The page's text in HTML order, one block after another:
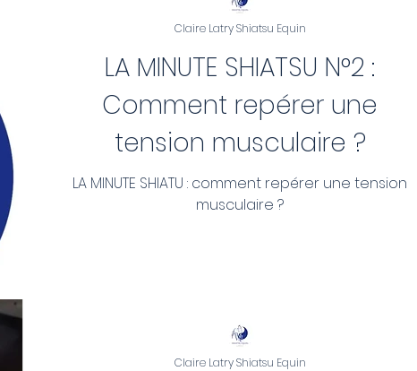
LA MINUTE SHIATSU N°2 :
Comment repérer une
tension musculaire ?
LA MINUTE SHIATU : comment repérer une tension
musculaire ?
Claire Latry Shiatsu Equin
Claire Latry Shiatsu Equin